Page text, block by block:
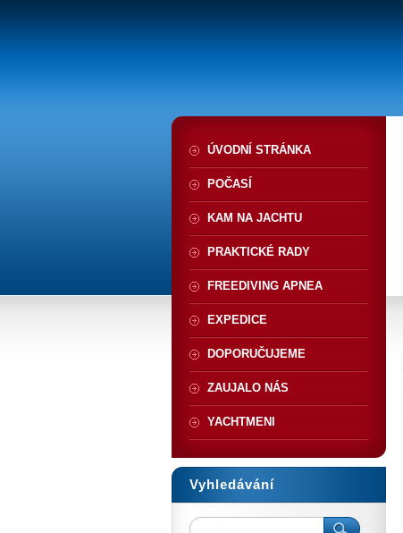
ÚVODNÍ STRÁNKA
POČASÍ
KAM NA JACHTU
PRAKTICKÉ RADY
FREEDIVING APNEA
EXPEDICE
DOPORUČUJEME
ZAUJALO NÁS
YACHTMENI
Vyhledávání